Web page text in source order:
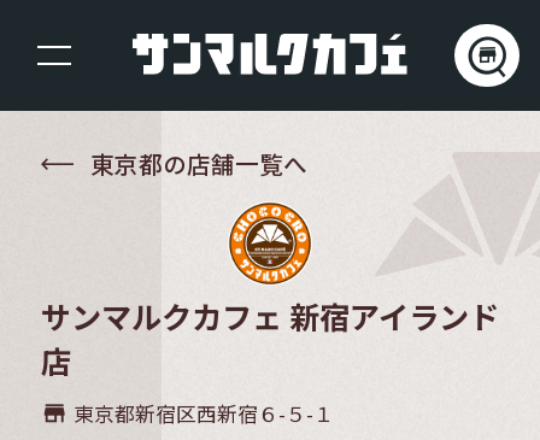
東京都の店舗一覧へ
サンマルクカフェ 新宿アイランド
店
store_mall_directory 東京都新宿区西新宿６-５-１